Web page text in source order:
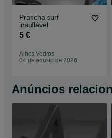
Prancha surf
insuflável
5 €
Alhos Vedros
04 de agosto de 2026
Anúncios